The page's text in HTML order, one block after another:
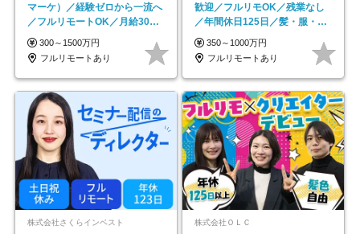
マーケ）／経験ゼロから一流へ
／フルリモートOK／月給30万
円～／年休130日以上
300～1500万円
フルリモートあり
歓迎／フルリモOK／残業なし
／年間休日125日／髪・服・ネ
イル自由／研修充実で安心
350～1000万円
フルリモートあり
株式会社さくらインベスト 株式会社ＯＬＣ